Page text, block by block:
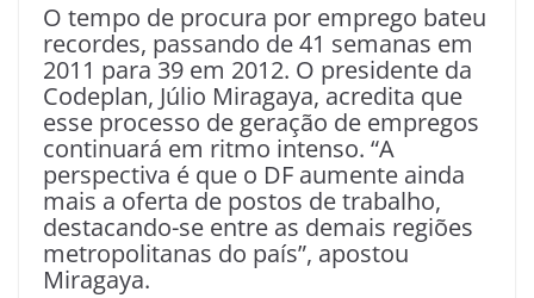
O tempo de procura por emprego bateu
recordes, passando de 41 semanas em
2011 para 39 em 2012. O presidente da
Codeplan, Júlio Miragaya, acredita que
esse processo de geração de empregos
continuará em ritmo intenso. “A
perspectiva é que o DF aumente ainda
mais a oferta de postos de trabalho,
destacando-se entre as demais regiões
metropolitanas do país”, apostou
Miragaya.